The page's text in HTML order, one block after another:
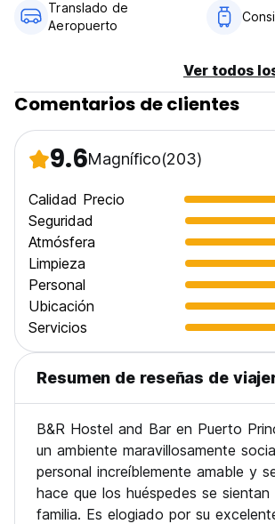
suficiente efectivo para su viaje.
Si le gusta la ayuda con su transporte a
¡Te veremos pronto! (Auto-translated
language)
Translado de
Aeropuerto
Ver todos
Comentarios de clientes
9.6Magnífico(203)
Calidad Precio
Seguridad
Atmósfera
Limpieza
Personal
Ubicación
Servicios
Resumen de reseñas de
B&R Hostel and Bar en Puerto
un ambiente maravillosamente
personal increíblemente amable y
hace que los huéspedes se
familia. Es elogiado por su